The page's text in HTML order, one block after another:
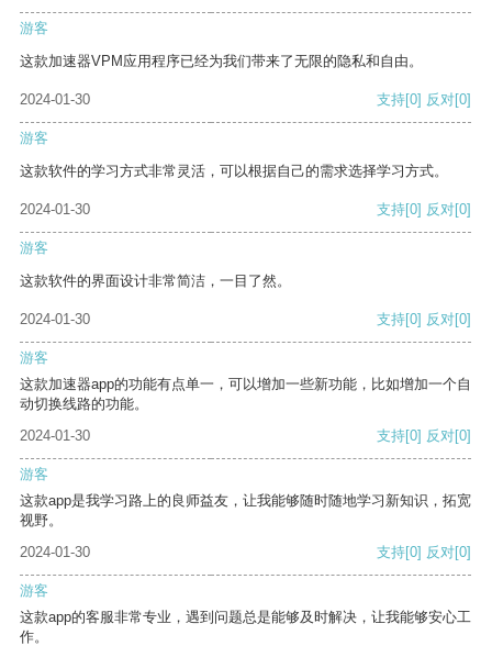
游客
这款加速器VPM应用程序已经为我们带来了无限的隐私和自由。
2024-01-30 支持[0] 反对[0]
游客
这款软件的学习方式非常灵活，可以根据自己的需求选择学习方式。
2024-01-30 支持[0] 反对[0]
游客
这款软件的界面设计非常简洁，一目了然。
2024-01-30 支持[0] 反对[0]
游客
这款加速器app的功能有点单一，可以增加一些新功能，比如增加一个自
动切换线路的功能。
2024-01-30
支持[0] 反对[0]
游客
这款app是我学习路上的良师益友，让我能够随时随地学习新知识，拓宽
视野。
2024-01-30
支持[0] 反对[0]
游客
这款app的客服非常专业，遇到问题总是能够及时解决，让我能够安心工
作。